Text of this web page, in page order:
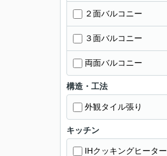
２面バルコニー
３面バルコニー
両面バルコニー
構造・工法
外観タイル張り
キッチン
IHクッキングヒーター